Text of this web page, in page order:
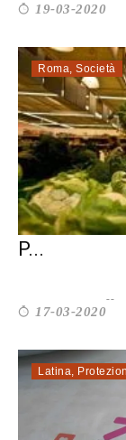
19-03-2020
Roma, Società
P...
17-03-2020
Latina,